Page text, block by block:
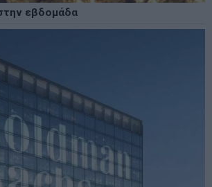
εβδομάδα